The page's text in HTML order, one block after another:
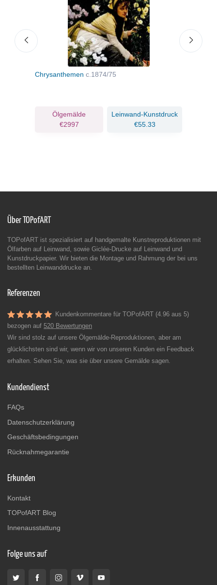
Chrysanthemen c.1874/75
Ölgemälde
€2997
Leinwand-Kunstdruck
€55.33
Über TOPofART
TOPofART ist spezialisiert auf handgemalte Kunstreproduktionen mit
Ölfarben auf Leinwand, sowie Giclée-Drucke auf Leinwand und
Kunstdruckpapier. Wir bieten die Montage und Rahmung der bei uns
bestellten Leinwanddrucke an.
Referenzen
Kundenkommentare für TOPofART (4.96 aus 5)
bezogen auf 520 Bewertungen
Wir sind stolz auf unsere Ölgemälde-Reproduktionen, aber am
glücklichsten sind wir, wenn wir von unseren Kunden ein Feedback
erhalten. Sehen Sie, was sie über unsere Gemälde sagen.
Kundendienst
FAQs
Datenschutzerklärung
Geschäftsbedingungen
Rücknahmegarantie
Erkunden
Kontakt
TOPofART Blog
Innenausstattung
Folge uns auf